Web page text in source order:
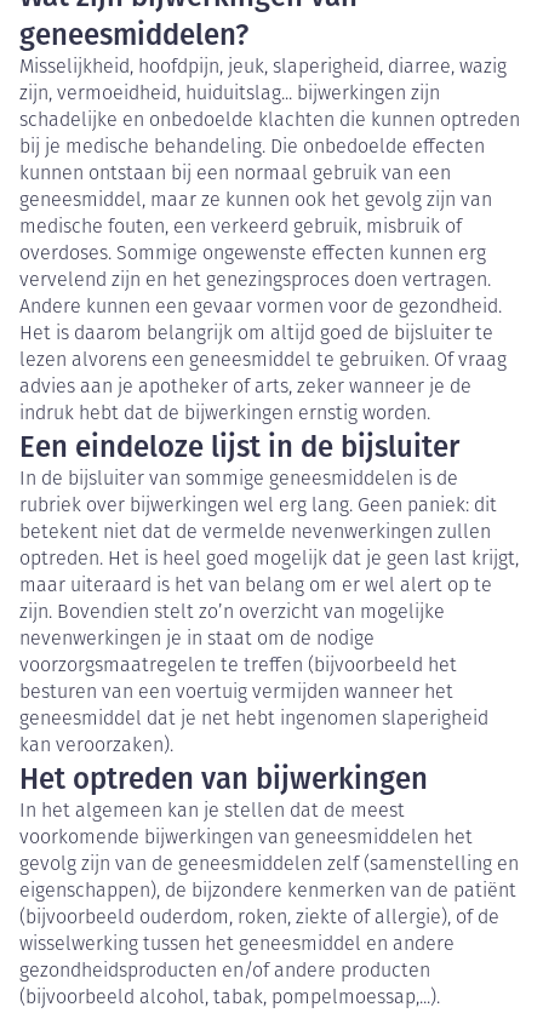
geneesmiddelen?
Misselijkheid, hoofdpijn, jeuk, slaperigheid, diarree, wazig
zijn, vermoeidheid, huiduitslag... bijwerkingen zijn
schadelijke en onbedoelde klachten die kunnen optreden
bij je medische behandeling. Die onbedoelde effecten
kunnen ontstaan bij een normaal gebruik van een
geneesmiddel, maar ze kunnen ook het gevolg zijn van
medische fouten, een verkeerd gebruik, misbruik of
overdoses. Sommige ongewenste effecten kunnen erg
vervelend zijn en het genezingsproces doen vertragen.
Andere kunnen een gevaar vormen voor de gezondheid.
Het is daarom belangrijk om altijd goed de bijsluiter te
lezen alvorens een geneesmiddel te gebruiken. Of vraag
advies aan je apotheker of arts, zeker wanneer je de
indruk hebt dat de bijwerkingen ernstig worden.
Een eindeloze lijst in de bijsluiter
In de bijsluiter van sommige geneesmiddelen is de
rubriek over bijwerkingen wel erg lang. Geen paniek: dit
betekent niet dat de vermelde nevenwerkingen zullen
optreden. Het is heel goed mogelijk dat je geen last krijgt,
maar uiteraard is het van belang om er wel alert op te
zijn. Bovendien stelt zo’n overzicht van mogelijke
nevenwerkingen je in staat om de nodige
voorzorgsmaatregelen te treffen (bijvoorbeeld het
besturen van een voertuig vermijden wanneer het
geneesmiddel dat je net hebt ingenomen slaperigheid
kan veroorzaken).
Het optreden van bijwerkingen
In het algemeen kan je stellen dat de meest
voorkomende bijwerkingen van geneesmiddelen het
gevolg zijn van de geneesmiddelen zelf (samenstelling en
eigenschappen), de bijzondere kenmerken van de patiënt
(bijvoorbeeld ouderdom, roken, ziekte of allergie), of de
wisselwerking tussen het geneesmiddel en andere
gezondheidsproducten en/of andere producten
(bijvoorbeeld alcohol, tabak, pompelmoessap,...).